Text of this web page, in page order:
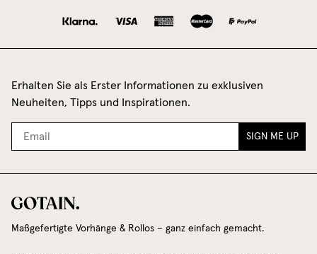
Erhalten Sie als Erster Informationen zu exklusiven
Neuheiten, Tipps und Inspirationen.
SIGN ME UP
Maßgefertigte Vorhänge & Rollos – ganz einfach gemacht.